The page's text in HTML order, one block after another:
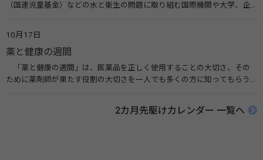
（国連児童基金）などの水と衛生の問題に取り組む国際機関や大学、企
10月17日
薬と健康の週間
「薬と健康の週間」は、医薬品を正しく使用することの大切さ、その
ために薬剤師が果たす役割の大切さを一人でも多くの方に知ってもらう
伝えたい！薬との付き合い方」（保健指導リソースガイド）
2カ月先駆けカレンダー 一覧へ